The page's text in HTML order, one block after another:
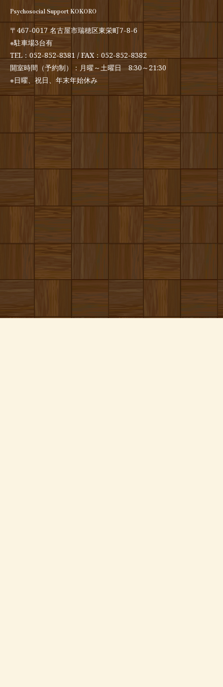
Psychosocial Support KOKORO
〒467-0017 名古屋市瑞穂区東栄町7-8-6
※駐車場3台有
TEL： 052-852-8381 / FAX：052-852-8382
開室時間（予約制）：月曜～土曜日 8:30～21:30
※日曜、祝日、年末年始休み